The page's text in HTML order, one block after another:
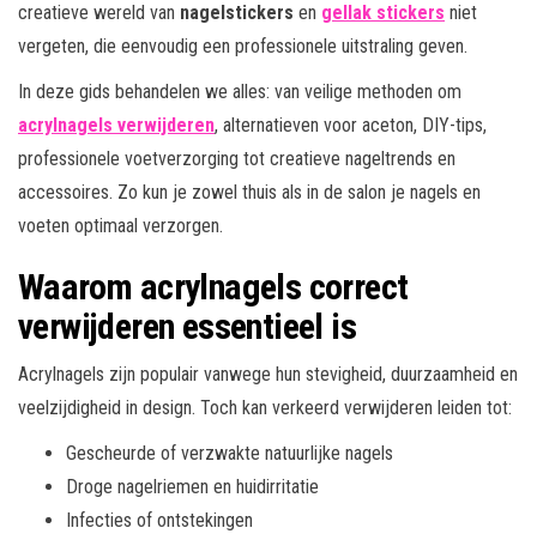
creatieve wereld van nagelstickers en gellak stickers niet
vergeten, die eenvoudig een professionele uitstraling geven.
In deze gids behandelen we alles: van veilige methoden om
acrylnagels verwijderen, alternatieven voor aceton, DIY-tips,
professionele voetverzorging tot creatieve nageltrends en
accessoires. Zo kun je zowel thuis als in de salon je nagels en
voeten optimaal verzorgen.
Waarom acrylnagels correct
verwijderen essentieel is
Acrylnagels zijn populair vanwege hun stevigheid, duurzaamheid en
veelzijdigheid in design. Toch kan verkeerd verwijderen leiden tot:
Gescheurde of verzwakte natuurlijke nagels
Droge nagelriemen en huidirritatie
Infecties of ontstekingen